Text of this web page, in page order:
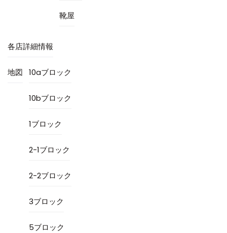
靴屋
各店詳細情報
地図 10aブロック
10bブロック
1ブロック
2-1ブロック
2-2ブロック
3ブロック
5ブロック